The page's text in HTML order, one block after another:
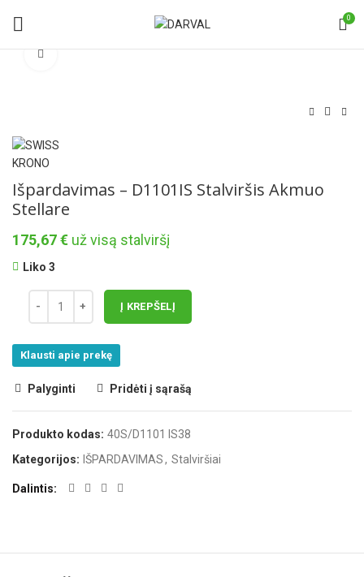
0
Išpardavimas – D1101IS Stalviršis Akmuo
Stellare
175,67€ už visą stalviršį
Liko 3
Į KREPŠELĮ
Klausti apie prekę
Palyginti Pridėti į sąrašą
Produkto kodas: 40S/D1101 IS38
Kategorijos: IŠPARDAVIMAS, Stalviršiai
Dalintis